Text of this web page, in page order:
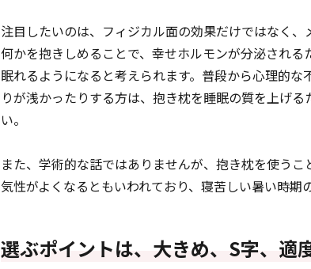
注目したいのは、フィジカル面の効果だけではなく、
何かを抱きしめることで、幸せホルモンが分泌され
眠れるようになると考えられます。普段から心理的
りが浅かったりする方は、抱き枕を睡眠の質を上げ
い。
また、学術的な話ではありませんが、抱き枕を使う
気性がよくなるともいわれており、寝苦しい暑い時期
選ぶポイントは、大きめ、S字、適